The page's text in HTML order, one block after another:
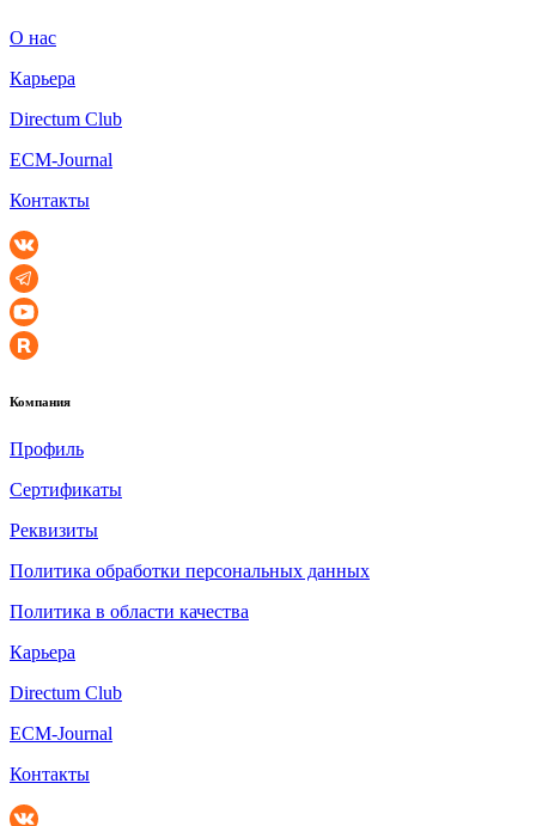
О нас
Карьера
Directum Club
ECM-Journal
Контакты
Компания
Профиль
Сертификаты
Реквизиты
Политика обработки персональных данных
Политика в области качества
Карьера
Directum Club
ECM-Journal
Контакты